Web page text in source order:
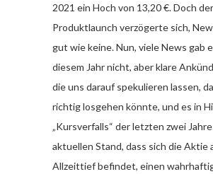
2021 ein Hoch von 13,20 €. Doch der
Produktlaunch verzögerte sich,
gut wie keine. Nun, viele News gab
diesem Jahr nicht, aber klare
die uns darauf spekulieren lassen,
richtig losgehen könnte, und es in
„Kursverfalls“ der letzten zwei
aktuellen Stand, dass sich die Aktie
Allzeittief befindet, einen